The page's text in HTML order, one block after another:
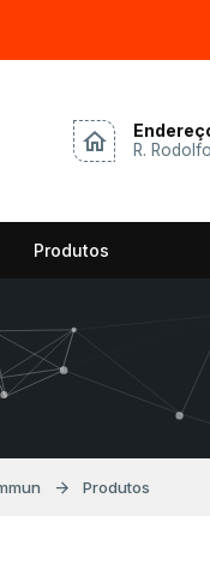
home R.
Produtos
arrow_forward Produtos